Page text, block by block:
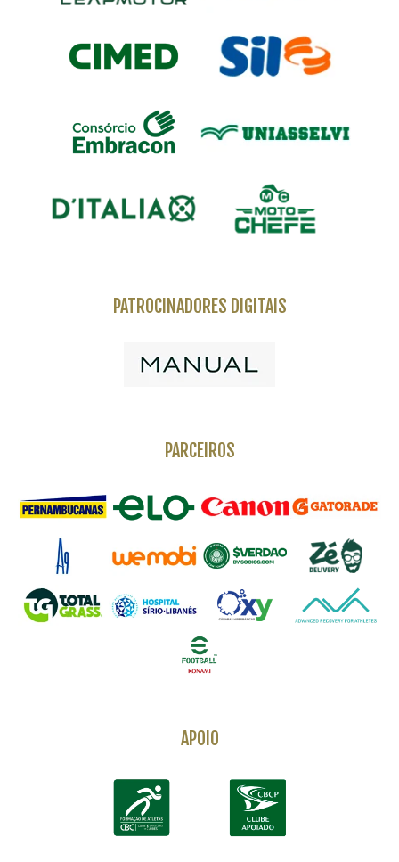
PATROCINADORES DIGITAIS
PARCEIROS
APOIO